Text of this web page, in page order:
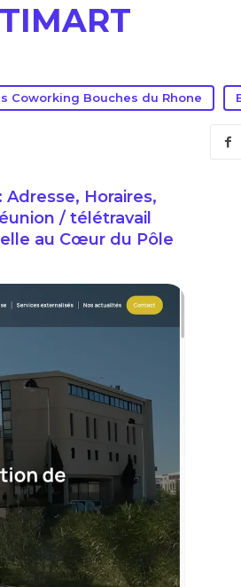
Coworking Bouches du Rhone
Horaires,
/ télétravail
au Cœur du Pôle